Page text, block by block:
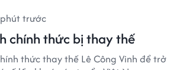
trước
chính thức bị thay thế
thức thay thế Lê Công Vinh để trở